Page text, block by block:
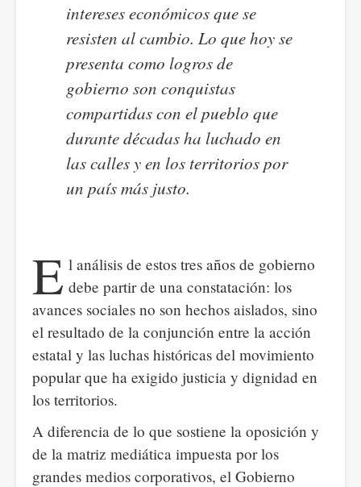
intereses económicos que se
resisten al cambio. Lo que hoy se
presenta como logros de
gobierno son conquistas
compartidas con el pueblo que
durante décadas ha luchado en
las calles y en los territorios por
un país más justo.
E l análisis de estos tres años de gobierno
debe partir de una constatación: los
avances sociales no son hechos aislados, sino
el resultado de la conjunción entre la acción
estatal y las luchas históricas del movimiento
popular que ha exigido justicia y dignidad en
los territorios.
A diferencia de lo que sostiene la oposición y
de la matriz mediática impuesta por los
grandes medios corporativos, el Gobierno